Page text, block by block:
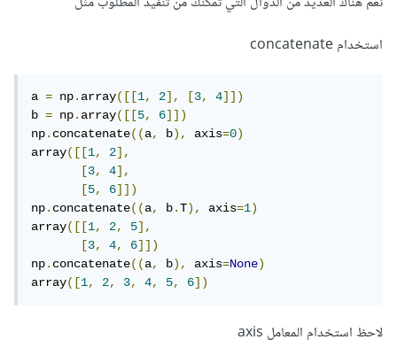
استخدام concatenate
a = np.array([[1, 2], [3, 4]])
b = np.array([[5, 6]])
np.concatenate((a, b), axis=0)
array([[1, 2],
[3, 4],
[5, 6]])
np.concatenate((a, b.T), axis=1)
array([[1, 2, 5],
[3, 4, 6]])
np.concatenate((a, b), axis=None)
array([1, 2, 3, 4, 5, 6])
لاحظ استخدام المعامل axis